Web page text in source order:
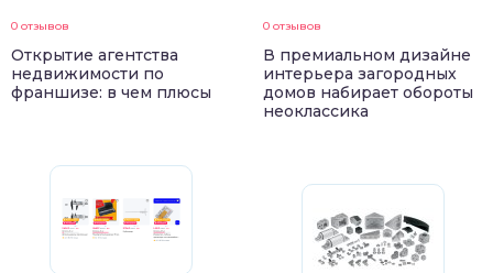
0 отзывов
Открытие агентства
недвижимости по
франшизе: в чем плюсы
0 отзывов
В премиальном дизайне
интерьера загородных
домов набирает обороты
неоклассика